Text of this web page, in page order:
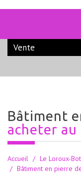
Vente
bâtiment
acheter
Accueil
Le Loroux-
Bâtiment en pierre